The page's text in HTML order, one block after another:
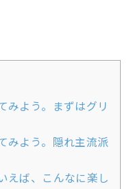
みよう。まずはグリ
みよう。隠れ主流派
えば、こんなに楽し